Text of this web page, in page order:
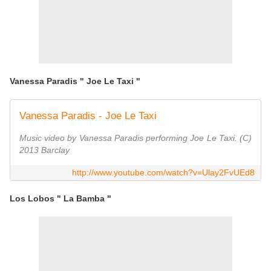
Vanessa Paradis " Joe Le Taxi "
Vanessa Paradis - Joe Le Taxi
Music video by Vanessa Paradis performing Joe Le Taxi. (C)
2013 Barclay
http://www.youtube.com/watch?v=Ulay2FvUEd8
Los Lobos " La Bamba "